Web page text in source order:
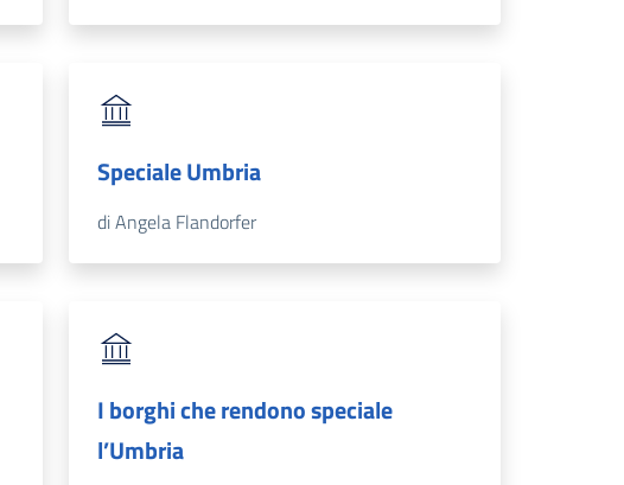
Speciale Umbria
di Angela Flandorfer
I borghi che rendono speciale
l’Umbria